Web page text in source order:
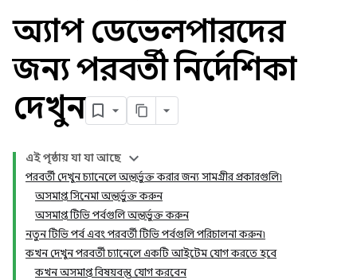
অ্যাপ ডেভেলপারদের
জন্য পরবর্তী নির্দেশিকা
দেখুন
এই পৃষ্ঠায় যা যা আছে
পরবর্তী দেখুন চ্যানেলে অন্তর্ভুক্ত করার জন্য সামগ্রীর প্রকারগুলি৷
অসমাপ্ত সিনেমা অন্তর্ভুক্ত করুন
অসমাপ্ত টিভি পর্বগুলি অন্তর্ভুক্ত করুন
নতুন টিভি পর্ব এবং পরবর্তী টিভি পর্বগুলি পরিচালনা করুন৷
কখন দেখুন পরবর্তী চ্যানেলে একটি আইটেম যোগ করতে হবে
কখন অসমাপ্ত বিষয়বস্তু যোগ করবেন